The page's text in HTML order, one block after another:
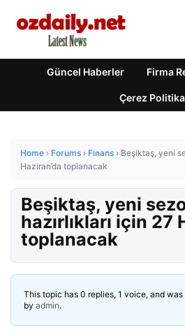
Güncel Haberler Firma
Çerez
Home › Forums › Finans › Beşiktaş, yeni
Haziran’da toplanacak
Beşiktaş, yeni
hazırlıkları için 27
toplanacak
This topic has 0 replies, 1 voice, and
by admin.